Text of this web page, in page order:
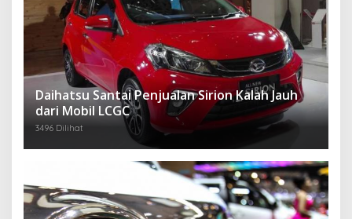
Daihatsu Santai Penjualan Sirion Kalah Jauh
dari Mobil LCGC
3496 Dilihat